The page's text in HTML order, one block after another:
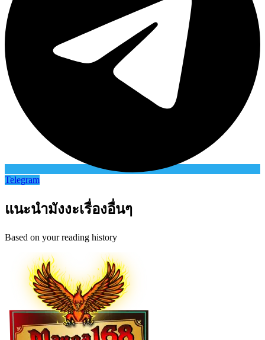
Telegram
แนะนำมังงะเรื่องอื่นๆ
Based on your reading history